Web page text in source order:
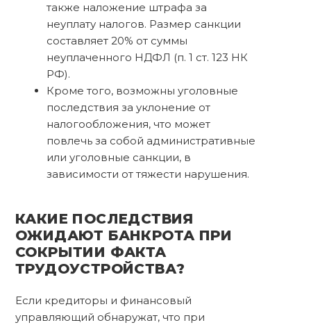
также наложение штрафа за
неуплату налогов. Размер санкции
составляет 20% от суммы
неуплаченного НДФЛ (п. 1 ст. 123 НК
РФ).
Кроме того, возможны уголовные
последствия за уклонение от
налогообложения, что может
повлечь за собой административные
или уголовные санкции, в
зависимости от тяжести нарушения.
КАКИЕ ПОСЛЕДСТВИЯ
ОЖИДАЮТ БАНКРОТА ПРИ
СОКРЫТИИ ФАКТА
ТРУДОУСТРОЙСТВА?
Если кредиторы и финансовый
управляющий обнаружат, что при